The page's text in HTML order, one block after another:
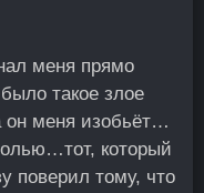
меня прямо
такое злое
он меня изобьёт…
который
поверил тому, что